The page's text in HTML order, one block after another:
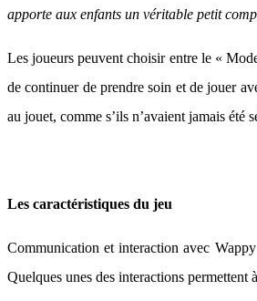
apporte aux enfants un véritable petit
Les joueurs peuvent choisir entre le «
de continuer de prendre soin et de jouer
au jouet, comme s’ils n’avaient jamais été
Les caractéristiques du jeu
Communication et interaction avec
Quelques unes des interactions